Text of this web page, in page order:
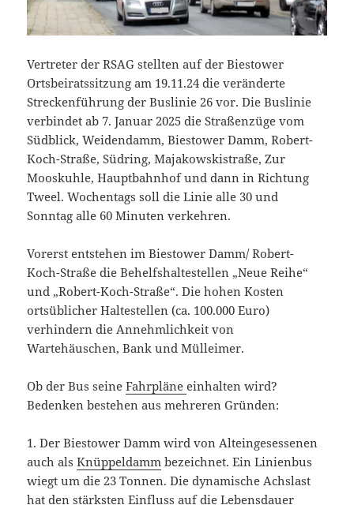
Vertreter der RSAG stellten auf der Biestower
Ortsbeiratssitzung am 19.11.24 die veränderte
Streckenführung der Buslinie 26 vor. Die Buslinie
verbindet ab 7. Januar 2025 die Straßenzüge vom
Südblick, Weidendamm, Biestower Damm, Robert-
Koch-Straße, Südring, Majakowskistraße, Zur
Mooskuhle, Hauptbahnhof und dann in Richtung
Tweel. Wochentags soll die Linie alle 30 und
Sonntag alle 60 Minuten verkehren.
Vorerst entstehen im Biestower Damm/ Robert-
Koch-Straße die Behelfshaltestellen „Neue Reihe“
und „Robert-Koch-Straße“. Die hohen Kosten
ortsüblicher Haltestellen (ca. 100.000 Euro)
verhindern die Annehmlichkeit von
Wartehäuschen, Bank und Mülleimer.
Ob der Bus seineFahrpläneeinhalten wird?
Bedenken bestehen aus mehreren Gründen:
1. Der Biestower Damm wird von Alteingesessenen
auch alsKnüppeldamm bezeichnet. Ein Linienbus
wiegt um die 23 Tonnen. Die dynamische Achslast
hat den stärksten Einfluss auf die Lebensdauer